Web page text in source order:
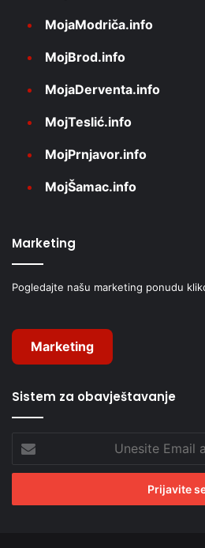
MojaModriča.info
MojBrod.info
MojaDerventa.info
MojTeslić.info
MojPrnjavor.info
MojŠamac.info
Marketing
Pogledajte našu marketing ponudu
Marketing
Sistem za obavještavanje
Email
adresu